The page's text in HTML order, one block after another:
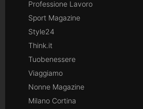
Professione Lavoro
Sport Magazine
Style24
Think.it
Tuobenessere
Viaggiamo
Nonne Magazine
Milano Cortina